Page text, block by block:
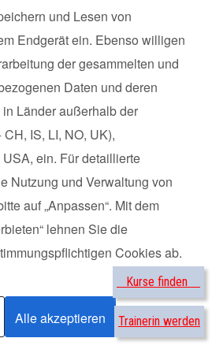
Kurse suchen
Impressum
Über uns
Trainerin werden
Kurse finden
und Lesen von
Endgerät ein. Ebenso willigen
der gesammelten und
Daten und deren
Länder außerhalb der
IS, LI, NO, UK),
ein. Für detaillierte
Nutzung und Verwaltung von
auf „Anpassen“. Mit dem
lehnen Sie die
Cookies ab.
Alle akzeptieren